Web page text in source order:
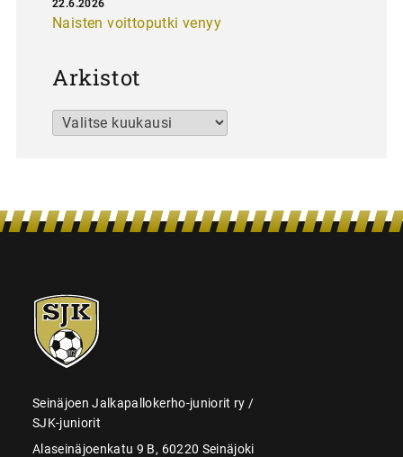
Naisten voittoputki venyy
22.6.2026
Arkistot
Arkistot
SJK-
juniorit
Seinäjoen Jalkapallokerho-juniorit ry /
SJK-juniorit
Alaseinäjoenkatu 9 B, 60220 Seinäjoki